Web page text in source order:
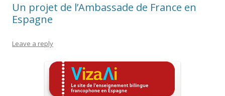
Un projet de l’Ambassade de France en
Espagne
Leave a reply